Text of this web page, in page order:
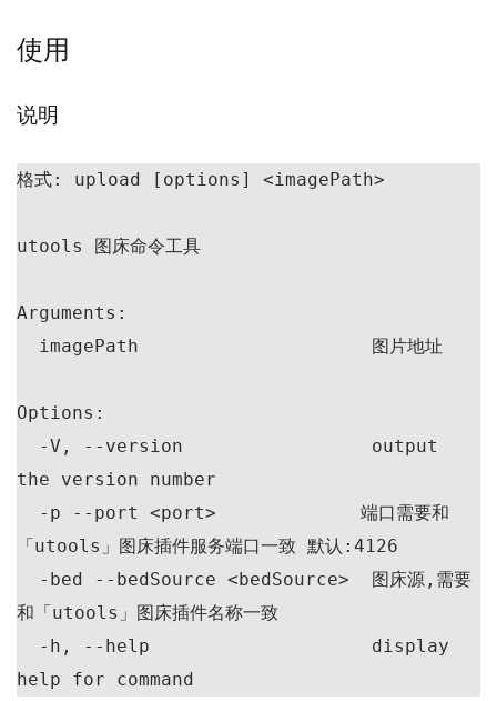
使用
说明
格式: upload [options] <imagePath>
utools 图床命令工具
Arguments:
Options:
the version number
「utools」图床插件服务端口一致 默认:4126
和「utools」图床插件名称一致
help for command